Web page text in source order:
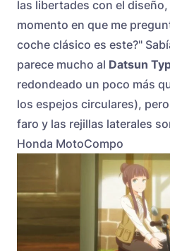
las libertades con el
momento en que me
coche clásico es este?"
parece mucho al Datsun
redondeado un poco más
los espejos circulares),
faro y las rejillas laterales
Honda MotoCompo